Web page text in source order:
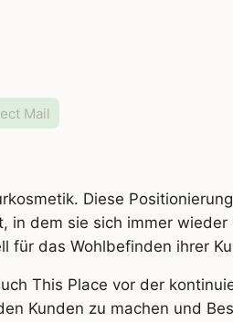
Mail
Diese
in dem sie sich immer wieder
für das Wohlbefinden ihrer
This Place vor der
Kunden zu machen und